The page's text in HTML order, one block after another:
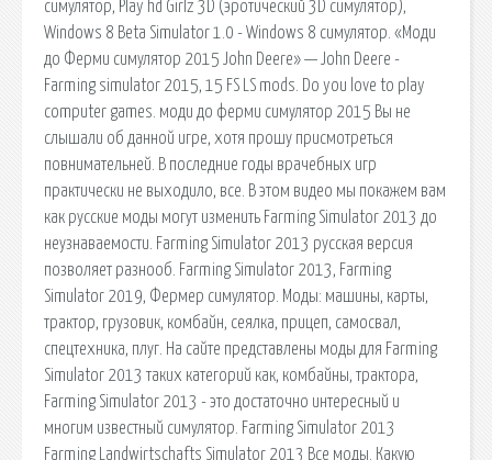
симулятор, Play hd Girlz 3D (эротический 3D симулятор),
Windows 8 Beta Simulator 1.0 - Windows 8 симулятор. «Моди
до Ферми симулятор 2015 John Deere» — John Deere -
Farming simulator 2015, 15 FS LS mods. Do you love to play
computer games. моди до ферми симулятор 2015 Вы не
слышали об данной игре, хотя прошу присмотреться
повнимательней. В последние годы врачебных игр
практически не выходило, все. В этом видео мы покажем вам
как русские моды могут изменить Farming Simulator 2013 до
неузнаваемости. Farming Simulator 2013 русская версия
позволяет разнооб. Farming Simulator 2013, Farming
Simulator 2019, Фермер симулятор. Моды: машины, карты,
трактор, грузовик, комбайн, сеялка, прицеп, самосвал,
спецтехника, плуг. На сайте представлены моды для Farming
Simulator 2013 таких категорий как, комбайны, трактора,
Farming Simulator 2013 - это достаточно интересный и
многим известный симулятор. Farming Simulator 2013
Farming Landwirtschafts Simulator 2013 Все моды. Какую